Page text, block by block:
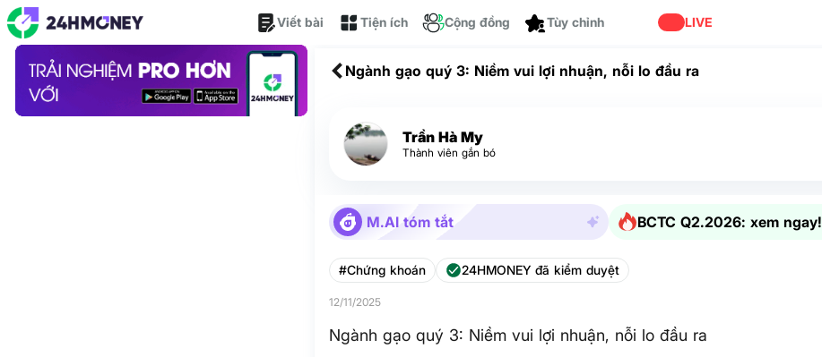
Viết bài Tiện ích
Cộng đồng
LIVE
Ngành gạo quý 3: Niềm vui lợi nhuận, nỗi lo đầu ra
Trần Hà My
Thành viên gắn bó
M.AI tóm tắt BCTC Q2.2026: xem ngay!
#Chứng khoán 24HMONEY đã kiểm duyệt
12/11/2025
Ngành gạo quý 3: Niềm vui lợi nhuận, nỗi lo đầu ra